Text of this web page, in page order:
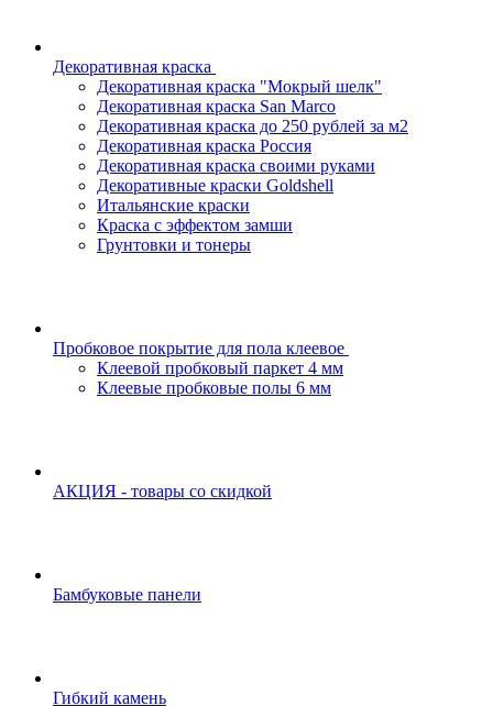
Декоративная краска
Декоративная краска "Мокрый шелк"
Декоративная краска San Marco
Декоративная краска до 250 рублей за м2
Декоративная краска Россия
Декоративная краска своими руками
Декоративные краски Goldshell
Итальянские краски
Краска с эффектом замши
Грунтовки и тонеры
Пробковое покрытие для пола клеевое
Клеевой пробковый паркет 4 мм
Клеевые пробковые полы 6 мм
АКЦИЯ - товары со скидкой
Бамбуковые панели
Гибкий камень